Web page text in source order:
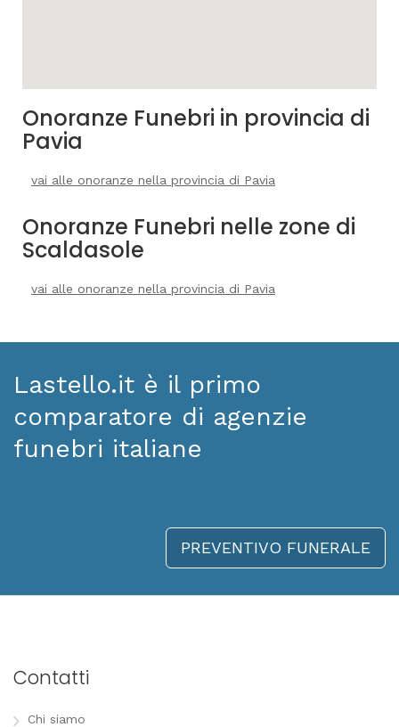
Onoranze Funebri in provincia di
Pavia
vai alle onoranze nella provincia di Pavia
Onoranze Funebri nelle zone di
Scaldasole
vai alle onoranze nella provincia di Pavia
Lastello.it è il primo
comparatore di agenzie
funebri italiane
PREVENTIVO FUNERALE
Contatti
Chi siamo